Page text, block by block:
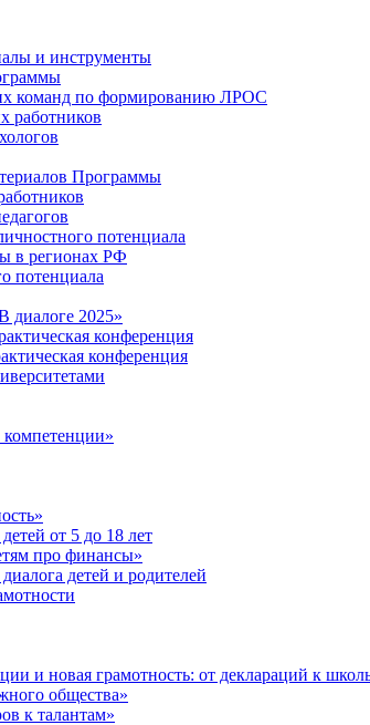
и инструменты
команд по формированию ЛРОС
работников
Программы
потенциала
в регионах РФ
потенциала
диалоге 2025»
конференция
конференция
от 5 до 18 лет
про финансы»
детей и родителей
и новая грамотность: от деклараций к
общества»
к талантам»